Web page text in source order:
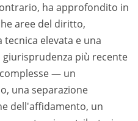
ha approfondito in
aree del diritto,
elevata e una
giurisprudenza più recente
— un
una separazione
dell'affidamento, un